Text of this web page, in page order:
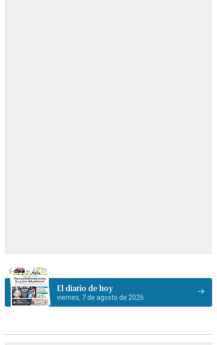
El diario de hoy
viernes, 7 de agosto de 2026